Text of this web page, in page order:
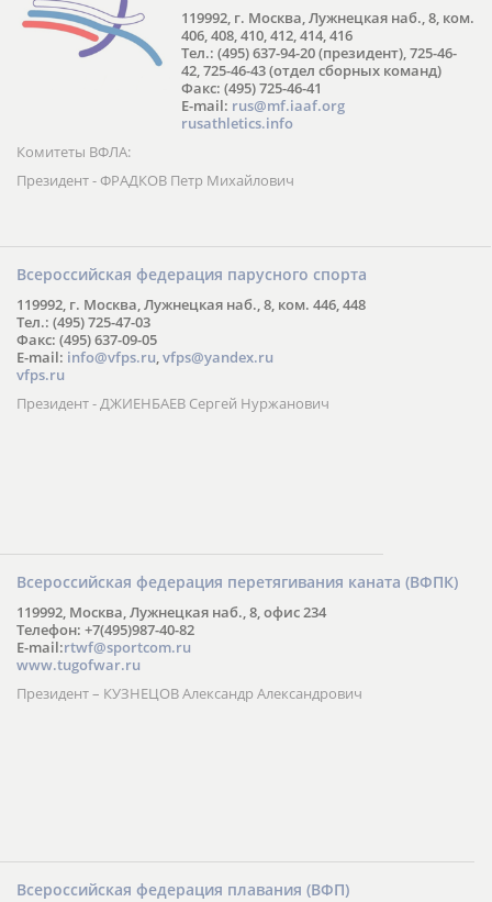
119992, г. Москва, Лужнецкая наб., 8, ком.
406, 408, 410, 412, 414, 416
Тел.: (495) 637-94-20 (президент), 725-46-
42, 725-46-43 (отдел сборных команд)
Факс: (495) 725-46-41
E-mail: rus@mf.iaaf.org
rusathletics.info
Комитеты ВФЛА:
Президент - ФРАДКОВ Петр Михайлович
Всероссийская федерация парусного спорта
119992, г. Москва, Лужнецкая наб., 8, ком. 446, 448
Тел.: (495) 725-47-03
Факс: (495) 637-09-05
E-mail: info@vfps.ru,vfps@yandex.ru
vfps.ru
Президент - ДЖИЕНБАЕВ Сергей Нуржанович
Всероссийская федерация перетягивания каната (ВФПК)
119992, Москва, Лужнецкая наб., 8, офис 234
Телефон: +7(495)987-40-82
E-mail:rtwf@sportcom.ru
www.tugofwar.ru
Президент – КУЗНЕЦОВ Александр Александрович
Всероссийская федерация плавания (ВФП)